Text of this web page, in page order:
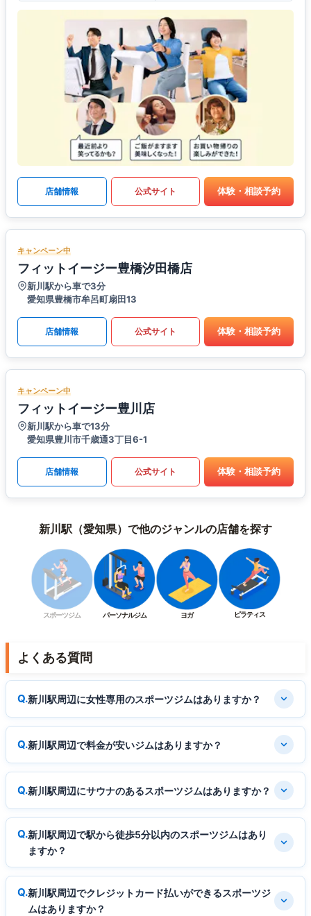
店舗情報 公式サイト 体験・相談予約
キャンペーン中
フィットイージー豊橋汐田橋店
新川駅から車で3分
愛知県豊橋市牟呂町扇田13
店舗情報 公式サイト 体験・相談予約
キャンペーン中
フィットイージー豊川店
新川駅から車で13分
愛知県豊川市千歳通3丁目6-1
店舗情報 公式サイト 体験・相談予約
新川駅（愛知県）で他のジャンルの店舗を探す
スポーツジム パーソナルジム ヨガ ピラティス
よくある質問
新川駅周辺に女性専用のスポーツジムはありますか？
新川駅周辺で料金が安いジムはありますか？
新川駅周辺にサウナのあるスポーツジムはありますか？
新川駅周辺で駅から徒歩5分以内のスポーツジムはあり
ますか？
新川駅周辺でクレジットカード払いができるスポーツジ
ムはありますか？